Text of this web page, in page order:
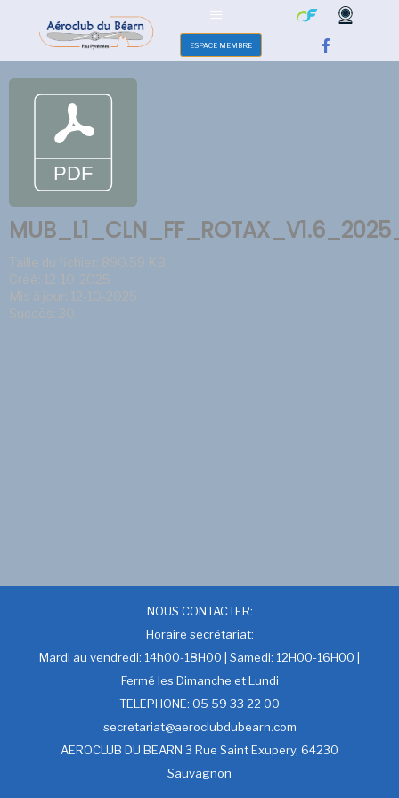
ESPACE MEMBRE
Taille du fichier: 890.59 KB
Créé: 12-10-2025
Mis à jour: 12-10-2025
Succès: 30
NOUS CONTACTER:
Horaire secrétariat:
Mardi au vendredi: 14h00-18H00 | Samedi: 12H00-16H00 |
Fermé les Dimanche et Lundi
TELEPHONE: 05 59 33 22 00
secretariat@aeroclubdubearn.com
AEROCLUB DU BEARN 3 Rue Saint Exupery, 64230
Sauvagnon